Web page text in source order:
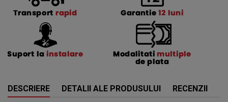
DESCRIERE DETALII ALE PRODUSULUI RECENZII